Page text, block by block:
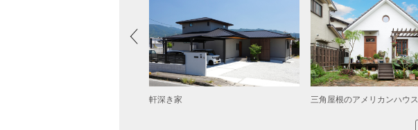
軒深き家 三角屋根のアメリカンハウス